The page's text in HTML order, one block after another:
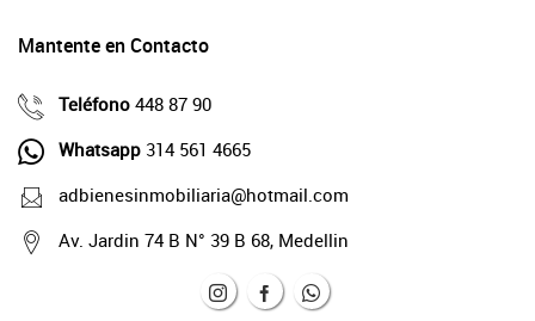
Mantente en Contacto
Teléfono 448 87 90
Whatsapp 314 561 4665
adbienesinmobiliaria@hotmail.com
Av. Jardin 74 B N° 39 B 68, Medellin